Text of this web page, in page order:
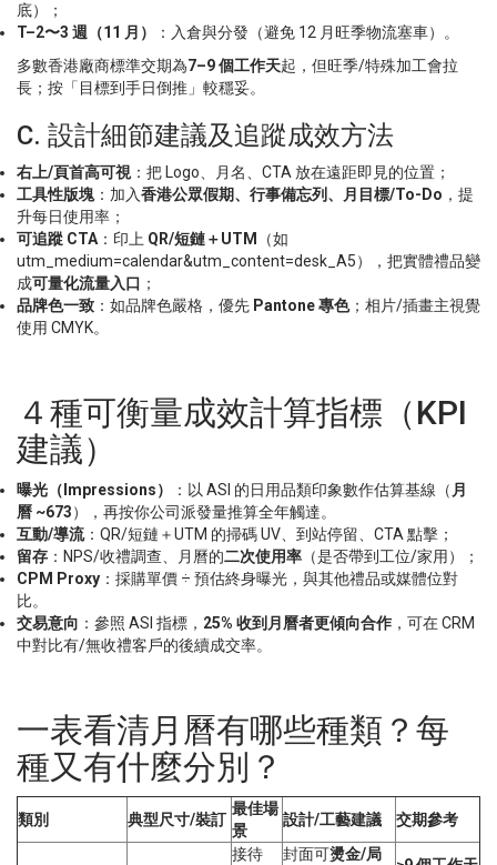
底）；
T–2〜3 週（11 月）
：入倉與分發（避免 12 月旺季物流塞車）。
多數香港廠商標準交期為7–9個工作天起，但旺季/特殊加工會拉
長；按「目標到手日倒推」較穩妥。
C. 設計細節建議及追蹤成效方法
右上/頁首高可視 ：把 Logo、月名、CTA 放在遠距即見的位置；
工具性版塊 ：加入香港公眾假期、行事備忘列、月目標/To-Do ，提
升每日使用率；
可追蹤 CTA ：印上 QR/短鏈＋UTM
（如
utm_medium=calendar&utm_content=desk_A5），把實體禮品變
成可量化流量入口 ；
品牌色一致 ：如品牌色嚴格，優先 Pantone專色；相片/插畫主視覺
使用 CMYK。
４種可衡量成效計算指標（KPI
建議）
曝光（ Impressions） ：以 ASI 的日用品類印象數作估算基線（ 月
曆 ~673），再按你公司派發量推算全年觸達。
互動/導流：QR/短鏈＋UTM 的掃碼 UV、到站停留、CTA 點擊；
留存 ：NPS/收禮調查、月曆的二次使用率 （是否帶到工位/家用）；
CPM Proxy ：採購單價 ÷ 預估終身曝光，與其他禮品或媒體位對
比。
交易意向 ：參照 ASI 指標， 25% 收到月曆者更傾向合作 ，可在 CRM
中對比有/無收禮客戶的後續成交率。
一表看清月曆有哪些種類？每
種又有什麼分別？
類別 典型尺寸/裝訂
最佳場
景
設計/工藝建議
交期參考
接待
封面可燙金/局